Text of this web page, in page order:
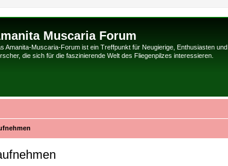
Muscaria Forum
Amanita-Muscaria-Forum ist ein Treffpunkt für Neugierige, Enthusiasten und
die sich für die faszinierende Welt des Fliegenpilzes interessieren.